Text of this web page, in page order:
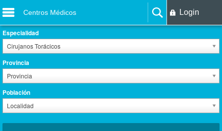
Centros Médicos Login
Especialidad
Cirujanos Torácicos
Provincia
Provincia
Población
Localidad